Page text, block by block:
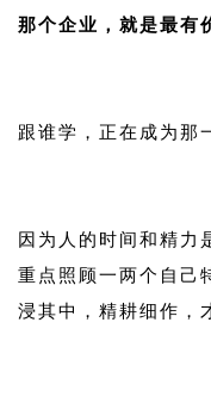
那个企业，就是最有
跟谁学，正在成为那
因为人的时间和精力
重点照顾一两个自己
浸其中，精耕细作，